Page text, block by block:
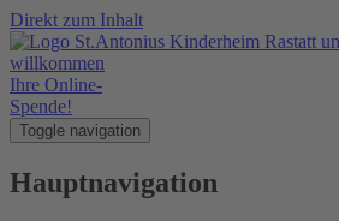
Direkt zum Inhalt
Ihre Online-
Spende!
Toggle navigation
Hauptnavigation